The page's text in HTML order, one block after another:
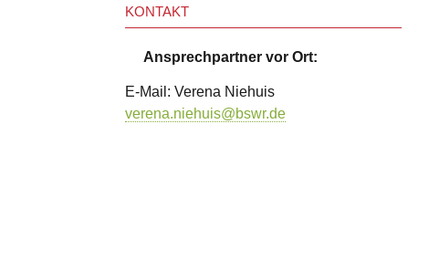
KONTAKT
Ansprechpartner vor Ort:
E-Mail: Verena Niehuis
verena.niehuis@bswr.de